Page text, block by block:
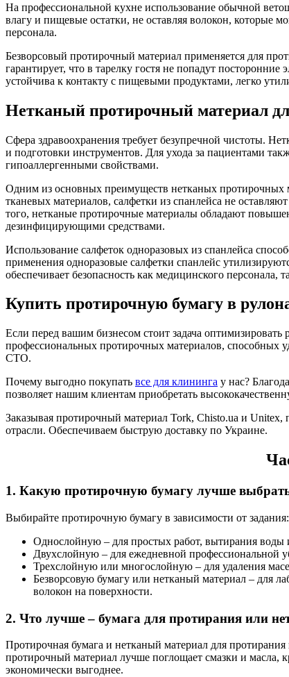
На профессиональной кухне использование обычной
влагу и пищевые остатки, не оставляя волокон, которые
персонала.
Безворсовый протирочный материал применяется для
гарантирует, что в тарелку гостя не попадут
устойчива к контакту с пищевыми продуктами, легко
Нетканый протирочный материал
Сфера здравоохранения требует безупречной чистоты.
и подготовки инструментов. Для ухода за пациентами
гипоаллергенными свойствами.
Одним из основных преимуществ нетканых протирочных
тканевых материалов, салфетки из спанлейса не
того, нетканые протирочные материалы обладают
дезинфицирующими средствами.
Использование салфеток одноразовых из спанлейса
применения одноразовые салфетки спанлейс
обеспечивает безопасность как медицинского персонала,
Купить протирочную бумагу в
Если перед вашим бизнесом стоит задача
профессиональных протирочных материалов, способных
СТО.
Почему выгодно покупать все для клининга у нас?
позволяет нашим клиентам приобретать
Заказывая протирочный материал Tork, Chisto.ua и Unitex,
отрасли. Обеспечиваем быструю доставку по Украине.
1. Какую протирочную бумагу лучше
Выбирайте протирочную бумагу в зависимости от задания:
Однослойную – для простых работ, вытирания воды
Двухслойную – для ежедневной профессиональной
Трехслойную или многослойную – для удаления
Безворсовую бумагу или нетканый материал – для
волокон на поверхности.
2. Что лучше – бумага для протирания или
Протирочная бумага и нетканый материал для
протирочный материал лучше поглощает смазки и масла,
экономически выгоднее.